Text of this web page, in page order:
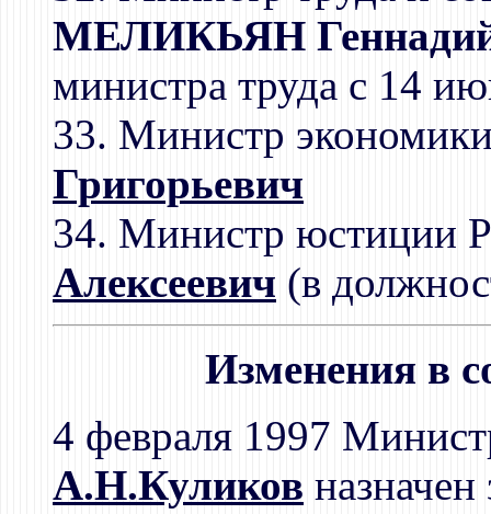
МЕЛИКЬЯН Геннадий
министра труда с 14
33. Министр
Григорьевич
34. Министр юстиции
Алексеевич (в
Изменения в
4 февраля 1997
А.Н.Куликов назначен